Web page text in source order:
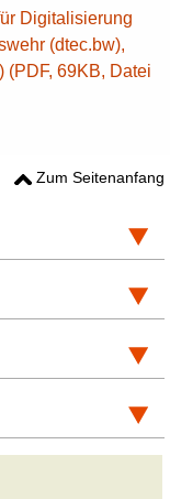
Digitalisierung
(dtec.bw),
(PDF, 69KB, Datei
Zum Seitenanfang